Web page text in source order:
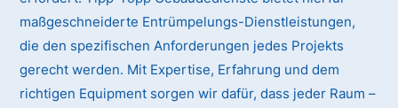
maßgeschneiderte Entrümpelungs-Dienstleistungen,
die den spezifischen Anforderungen jedes Projekts
gerecht werden. Mit Expertise, Erfahrung und dem
richtigen Equipment sorgen wir dafür, dass jeder Raum –